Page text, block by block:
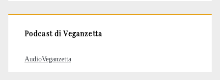
Podcast di Veganzetta
AudioVeganzetta